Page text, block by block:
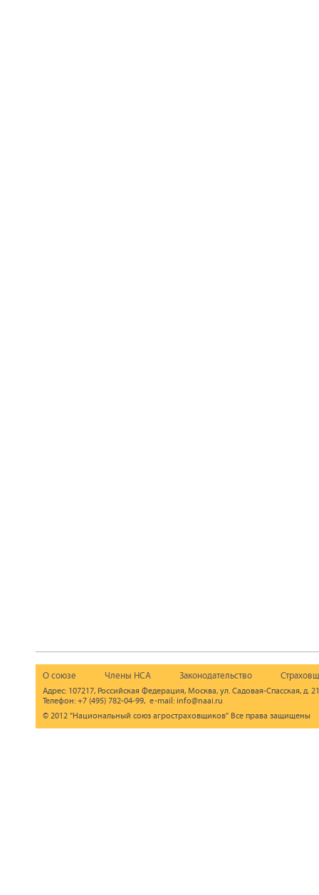
О союзе Члены НСА Законодательство
Адрес: 107217, Российская Федерация, Москва, ул. Садовая-Спасская, д.
Телефон: +7 (495) 782-04-99, e-mail: info@naai.ru
© 2012 "Национальный союз агростраховщиков" Все права защищены